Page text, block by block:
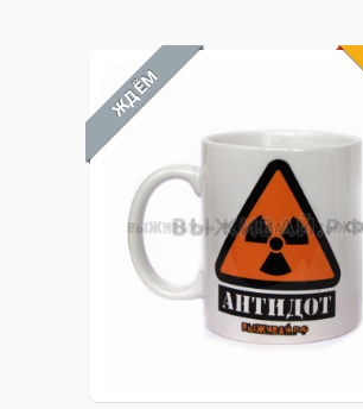
ЖДЁМ